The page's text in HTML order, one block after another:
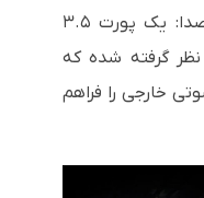
خروجی صدا: یک پورت ۳.۵
گرفته شده که
خارجی را فراهم